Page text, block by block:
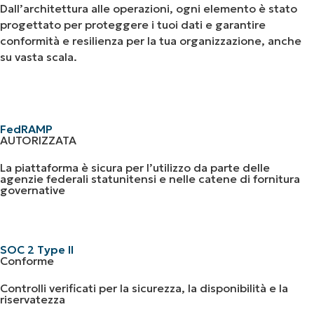
Dall’architettura alle operazioni, ogni elemento è stato
progettato per proteggere i tuoi dati e garantire
conformità e resilienza per la tua organizzazione, anche
su vasta scala.
FedRAMP
AUTORIZZATA
La piattaforma è sicura per l’utilizzo da parte delle
agenzie federali statunitensi e nelle catene di fornitura
governative
SOC 2 Type II
Conforme
Controlli verificati per la sicurezza, la disponibilità e la
riservatezza